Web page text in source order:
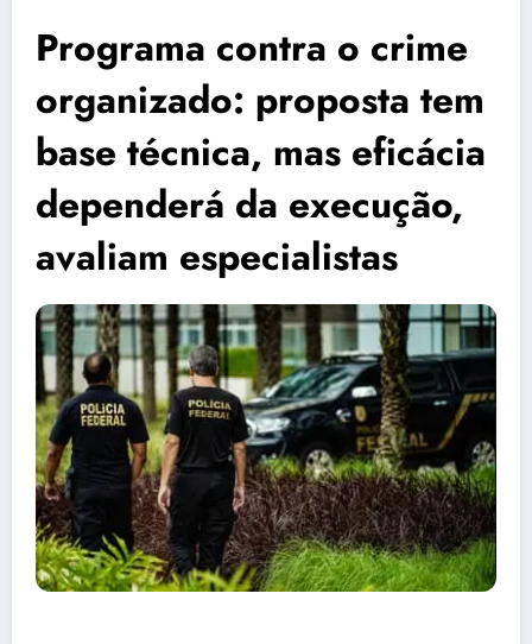
Programa contra o crime
organizado: proposta tem
base técnica, mas eficácia
dependerá da execução,
avaliam especialistas